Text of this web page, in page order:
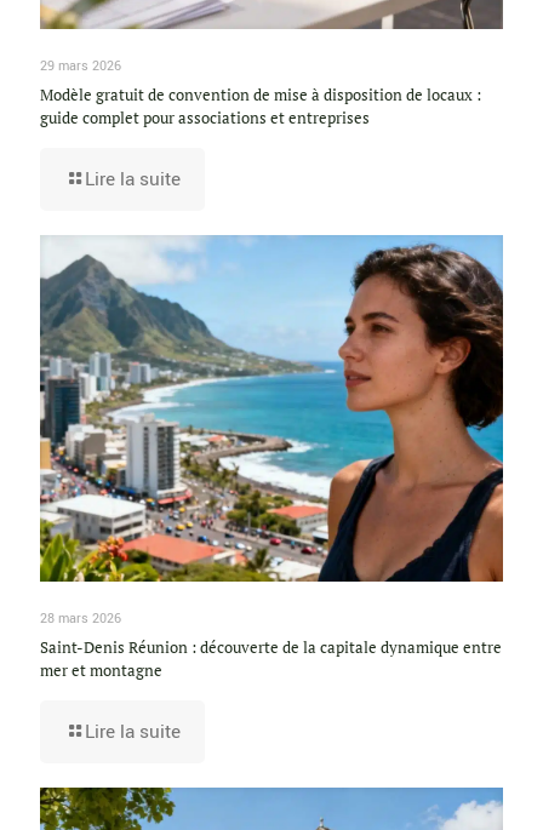
29 mars 2026
Modèle gratuit de convention de mise à disposition de locaux :
guide complet pour associations et entreprises
Lire la suite
28 mars 2026
Saint-Denis Réunion : découverte de la capitale dynamique entre
mer et montagne
Lire la suite